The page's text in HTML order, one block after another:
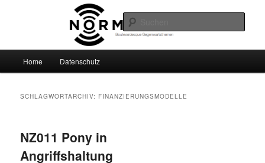
Normalzeit
Boulevardesque Gegenwartsthemen
Home Datenschutz
SCHLAGWORTARCHIV: FINANZIERUNGSMODELLE
NZ011 Pony in
Angriffshaltung